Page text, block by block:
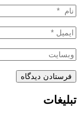
تبلیغات